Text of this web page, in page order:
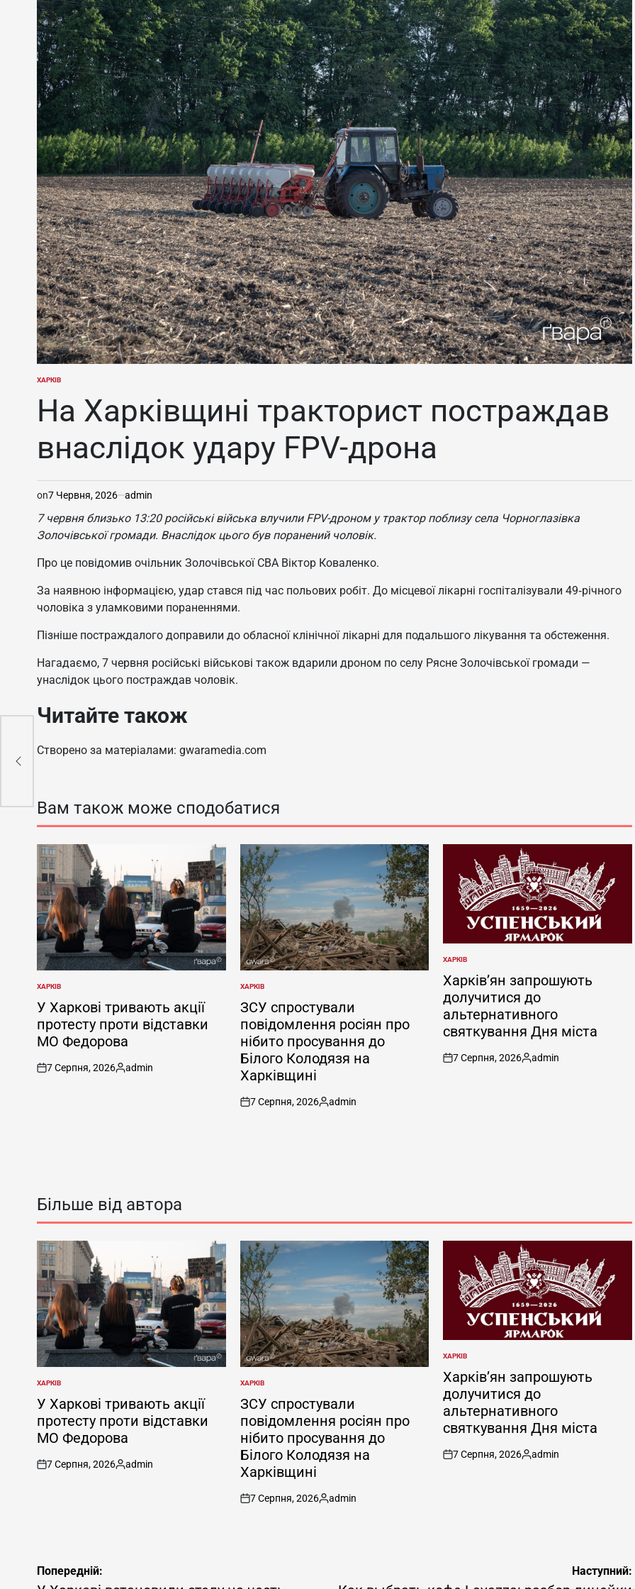
ОПУБЛІКУВАТИ
ХАРКІВ
На Харківщині тракторист постраждав
внаслідок удару FPV-дрона
on7 Червня, 2026 admin
7 червня близько 13:20 російські війська влучили FPV-дроном у трактор поблизу села Чорноглазівка
Золочівської громади. Внаслідок цього був поранений чоловік.
Про це повідомив очільник Золочівської СВА Віктор Коваленко.
За наявною інформацією, удар стався під час польових робіт. До місцевої лікарні госпіталізували 49‑річного
чоловіка з уламковими пораненнями.
Пізніше постраждалого доправили до обласної клінічної лікарні для подальшого лікування та обстеження.
Нагадаємо, 7 червня російські військові також вдарили дроном по селу Рясне Золочівської громади —
унаслідок цього постраждав чоловік.
Читайте також
Створено за матеріалами: gwaramedia.com
Вам також може сподобатися
ОПУБЛІКУВАТИ
У
ХАРКІВ
У Харкові тривають акції
протесту проти відставки
МО Федорова
on
7 Серпня, 2026
Опубліковано
admin
ОПУБЛІКУВАТИ
У
ХАРКІВ
ЗСУ спростували
повідомлення росіян про
нібито просування до
Білого Колодязя на
Харківщині
on
7 Серпня, 2026
Опубліковано
admin
ОПУБЛІКУВАТИ
У
ХАРКІВ
Харків’ян запрошують
долучитися до
альтернативного
святкування Дня міста
on
7 Серпня, 2026
Опубліковано
admin
Більше від автора
ОПУБЛІКУВАТИ
У
ХАРКІВ
У Харкові тривають акції
протесту проти відставки
МО Федорова
on
7 Серпня, 2026
Опубліковано
admin
ОПУБЛІКУВАТИ
У
ХАРКІВ
ЗСУ спростували
повідомлення росіян про
нібито просування до
Білого Колодязя на
Харківщині
on
7 Серпня, 2026
Опубліковано
admin
ОПУБЛІКУВАТИ
У
ХАРКІВ
Харків’ян запрошують
долучитися до
альтернативного
святкування Дня міста
on
7 Серпня, 2026
Опубліковано
admin
Навігація
Попередній: Наступний: